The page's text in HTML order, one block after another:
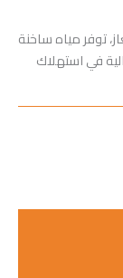
150 لتر تعمل بالغاز، توفر مياه ساخنة
في استهلاك